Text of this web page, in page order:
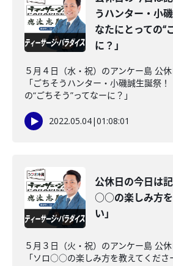
うハンター・小
なたにとっての“
に？」
５月４日（水・祝）のアンケー島 公
「ごちそうハンター・小磯誠生誕祭
の“ごちそう”ってなーに？」
2022.05.04|01:08:01
公休日の今日は
○○の楽しみ方を
い」
５月３日（火・祝）のアンケー島 公
「ソロ○○の楽しみ方を教えてくださ